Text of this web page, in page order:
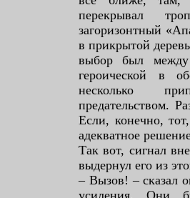
перекрывал
загоризонтный
в прикрытой
выбор был
героической в
несколько
предательством.
Если, конечно,
адекватное
Так вот, сигнал
выдернул его из
– Вызов! – сказал
усиления. Они